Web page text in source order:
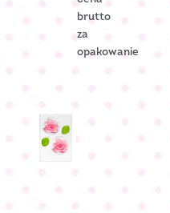
brutto
za
opakowanie